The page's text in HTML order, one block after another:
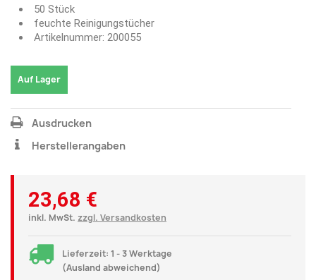
50 Stück
feuchte Reinigungstücher
Artikelnummer: 200055
Auf Lager
Ausdrucken
Herstellerangaben
23,68 €
inkl. MwSt. zzgl. Versandkosten
Lieferzeit: 1 - 3 Werktage
(Ausland abweichend)